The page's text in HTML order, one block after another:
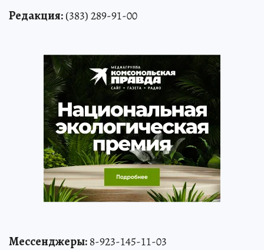
Редакция:(383) 289-91-00
Мессенджеры:8-923-145-11-03